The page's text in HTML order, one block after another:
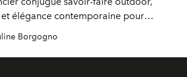
élégance contemporaine pour
explorations du quotidien.
Borgogno